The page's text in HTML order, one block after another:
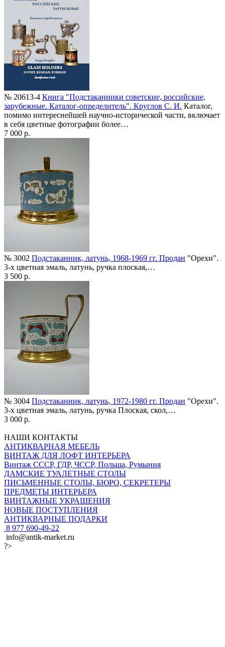
№ 20613-4 Книга "Подстаканники советские, российские,
зарубежные. Каталог-определитель". Круглов С. И. Каталог,
помимо интереснейшей научно-исторической части, включает
в себя цветные фотографии более…
7 000 р.
№ 3002 Подстаканник, латунь, 1968-1969 гг. Продан "Орехи".
3-х цветная эмаль, латунь, ручка плоская,…
3 500 р.
№ 3004 Подстаканник, латунь, 1972-1980 гг. Продан "Орехи".
3-х цветная эмаль, латунь, ручка Плоская, скол,…
3 000 р.
НАШИ КОНТАКТЫ
АНТИКВАРНАЯ МЕБЕЛЬ
ВИНТАЖ ДЛЯ ЛОФТ ИНТЕРЬЕРА
Винтаж СССР, ГДР, ЧССР, Польша, Румыния
ДАМСКИЕ ТУАЛЕТНЫЕ СТОЛЫ
ПИСЬМЕННЫЕ СТОЛЫ, БЮРО, СЕКРЕТЕРЫ
ПРЕДМЕТЫ ИНТЕРЬЕРА
ВИНТАЖНЫЕ УКРАШЕНИЯ
НОВЫЕ ПОСТУПЛЕНИЯ
АНТИКВАРНЫЕ ПОДАРКИ
8 977 690-49-22
info@antik-market.ru
?>